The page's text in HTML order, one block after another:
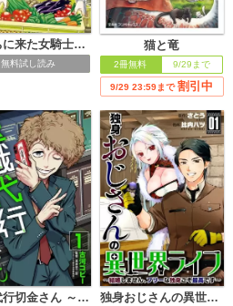
俺んちに来た女騎士と田舎暮らしすることになった件
無料試し読み
猫と竜
2冊無料 9/29まで
9/29 23:59まで 割引中
退職代行切金さん ～社畜の非常口はこちらです～ 独身おじさんの異世界ライフ～結婚しません、フリーな独身こそ最高です～